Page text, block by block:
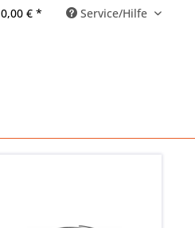
0,00 € * Service/Hilfe